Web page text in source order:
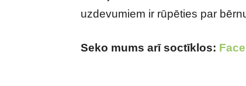
uzdevumiem ir rūpēties par
Seko mums arī soctīklos: